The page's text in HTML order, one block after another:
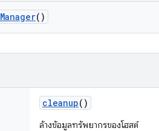
Manager()
cleanup()
ล้างข้อมูลทรัพยากรของโฮสต์